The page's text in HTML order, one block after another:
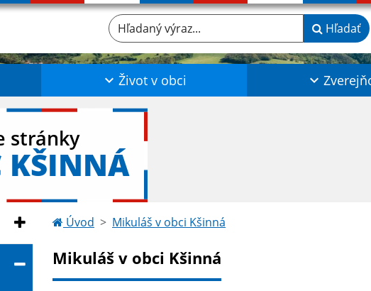
Hľadaný výraz... Hľadať
Život v obci
stránky
KŠINNÁ
Úvod Mikuláš v obci Kšinná
Mikuláš v obci Kšinná